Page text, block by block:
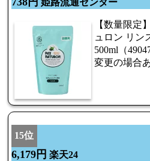
【数量限定
ュロン リン
500ml（
変更の場合
15位
6,179円 楽天24